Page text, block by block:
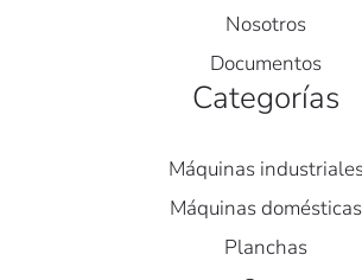
Nosotros
Documentos
Categorías
Máquinas
Máquinas domésticas
Planchas